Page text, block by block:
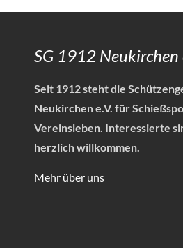
SG 1912 Neukirchen
Seit 1912 steht die
Neukirchen e.V. für
Vereinsleben. Interessierte
herzlich willkommen.
Mehr über uns